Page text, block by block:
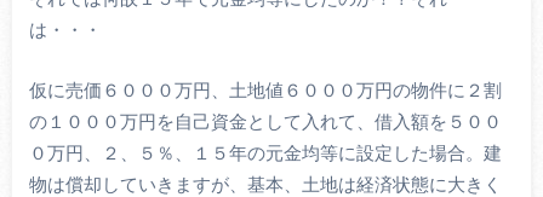
は・・・
仮に売価６０００万円、土地値６０００万円の物件に２割
の１０００万円を自己資金として入れて、借入額を５００
０万円、２、５％、１５年の元金均等に設定した場合。建
物は償却していきますが、基本、土地は経済状態に大きく